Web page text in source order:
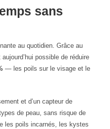
sans
au quotidien. Grâce au
possible de réduire
— les poils sur le visage et le
et d’un capteur de
de peau, sans risque de
les poils incarnés, les kystes